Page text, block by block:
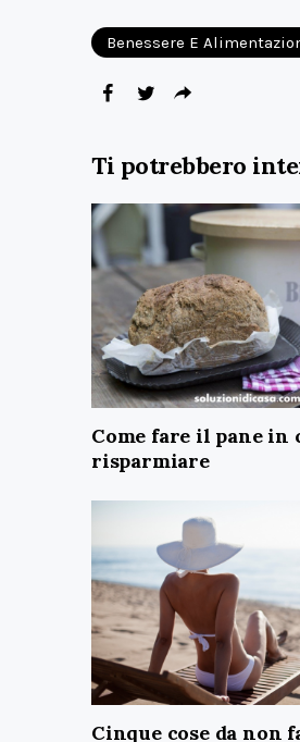
Benessere E
Ti potrebbero
Come fare il pane in
risparmiare
Cinque cose da non